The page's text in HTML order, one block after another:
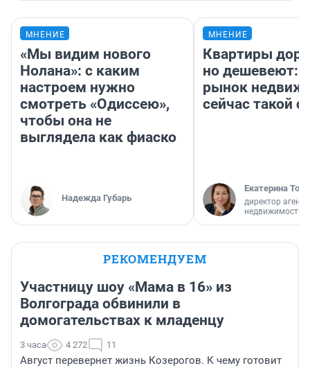
МНЕНИЕ
«Мы видим нового
Нолана»: с каким
настроем нужно
смотреть «Одиссею»,
чтобы она не
выглядела как фиаско
Надежда Губарь
МНЕНИЕ
Квартиры
но дешевеют:
рынок
сейчас такой
Екатерина
директор
недвижимости
РЕКОМЕНДУЕМ
Участницу шоу «Мама в 16» из
Волгограда обвинили в
домогательствах к младенцу
3 часа 4 272 11
Август перевернет жизнь Козерогов. К чему готовит